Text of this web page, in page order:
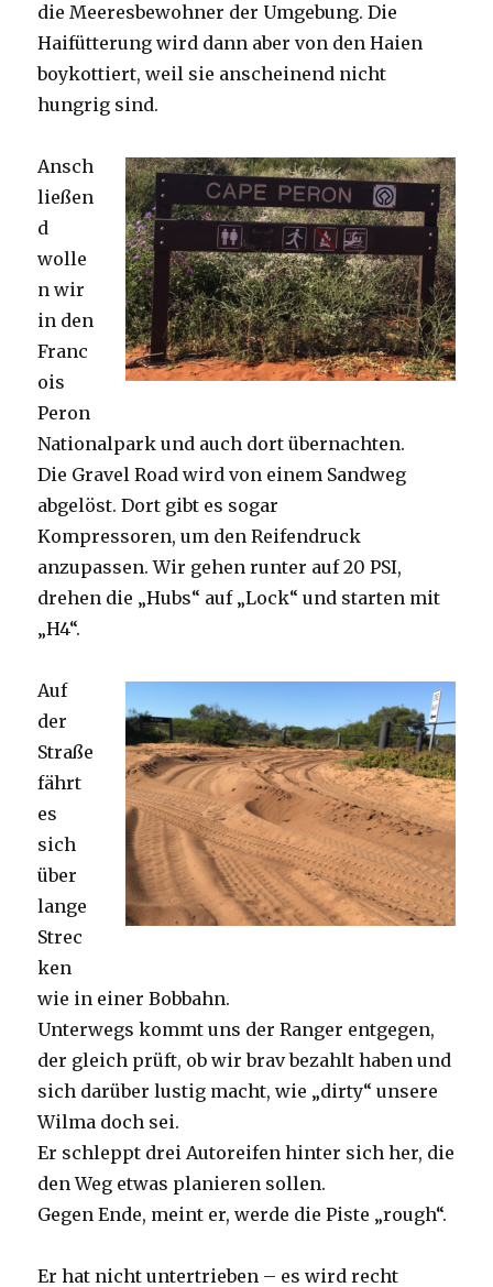
die Meeresbewohner der Umgebung. Die
Haifütterung wird dann aber von den Haien
boykottiert, weil sie anscheinend nicht
hungrig sind.
Ansch
ließen
d
wolle
n wir
in den
Franc
ois
Peron
Nationalpark und auch dort übernachten.
Die Gravel Road wird von einem Sandweg
abgelöst. Dort gibt es sogar
Kompressoren, um den Reifendruck
anzupassen. Wir gehen runter auf 20 PSI,
drehen die „Hubs“ auf „Lock“ und starten mit
„H4“.
Auf
der
Straße
fährt
es
sich
über
lange
Strec
ken
wie in einer Bobbahn.
Unterwegs kommt uns der Ranger entgegen,
der gleich prüft, ob wir brav bezahlt haben und
sich darüber lustig macht, wie „dirty“ unsere
Wilma doch sei.
Er schleppt drei Autoreifen hinter sich her, die
den Weg etwas planieren sollen.
Gegen Ende, meint er, werde die Piste „rough“.
Er hat nicht untertrieben – es wird recht